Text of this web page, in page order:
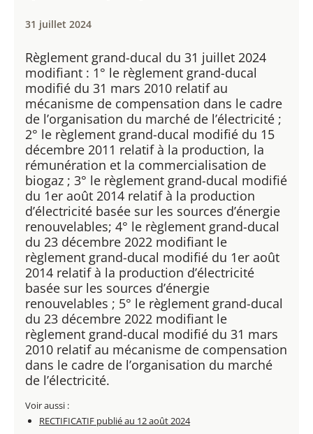
31 juillet 2024
Règlement grand-ducal du 31 juillet 2024​
modifiant : 1° le règlement grand-ducal
modifié du 31 mars 2010 relatif au
mécanisme de compensation dans le cadre
de l’organisation du marché de l’électricité ;
2° le règlement grand-ducal modifié du 15
décembre 2011 relatif à la production, la
rémunération et la commercialisation de
biogaz ; 3° le règlement grand-ducal modifié
du 1er août 2014 relatif à la production
d’électricité basée sur les sources d’énergie
renouvelables; 4° le règlement grand-ducal
du 23 décembre 2022 modifiant le
règlement grand-ducal modifié du 1er août
2014 relatif à la production d’électricité
basée sur les sources d’énergie
renouvelables ; 5° le règlement grand-ducal
du 23 décembre 2022 modifiant le
règlement grand-ducal modifié du 31 mars
2010 relatif au mécanisme de compensation
dans le cadre de l’organisation du marché
de l’électricité.​
Voir aussi :
RECTIFICATIF​ publié au 12 août 2024